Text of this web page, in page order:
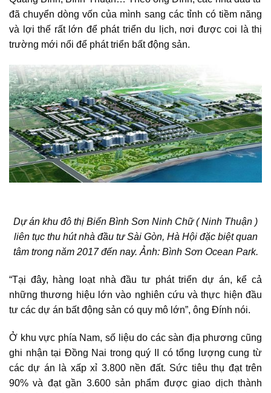
đã chuyển dòng vốn của mình sang các tỉnh có tiềm năng
và lợi thế rất lớn để phát triển du lịch, nơi được coi là thị
trường mới nổi để phát triển bất động sản.
Dự án khu đô thị Biển Bình Sơn Ninh Chữ ( Ninh Thuận )
liên tục thu hút nhà đầu tư Sài Gòn, Hà Hội đặc biệt quan
tâm trong năm 2017 đến nay. Ảnh: Bình Sơn Ocean Park.
“Tại đây, hàng loạt nhà đầu tư phát triển dự án, kể cả
những thương hiệu lớn vào nghiên cứu và thực hiện đầu
tư các dự án bất động sản có quy mô lớn”, ông Đính nói.
Ở khu vực phía Nam, số liệu do các sàn địa phương cũng
ghi nhận tại Đồng Nai trong quý II có tổng lượng cung từ
các dự án là xấp xỉ 3.800 nền đất. Sức tiêu thụ đạt trên
90% và đạt gần 3.600 sản phẩm được giao dịch thành